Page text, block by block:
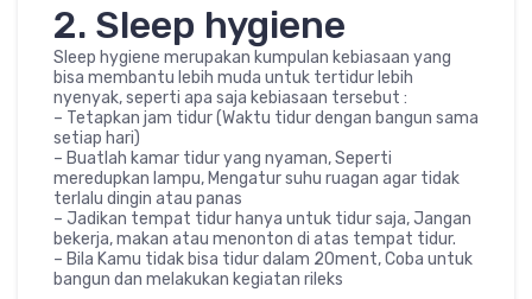
2. Sleep hygiene
Sleep hygiene merupakan kumpulan kebiasaan yang
bisa membantu lebih muda untuk tertidur lebih
nyenyak, seperti apa saja kebiasaan tersebut :
– Tetapkan jam tidur (Waktu tidur dengan bangun sama
setiap hari)
– Buatlah kamar tidur yang nyaman, Seperti
meredupkan lampu, Mengatur suhu ruagan agar tidak
terlalu dingin atau panas
– Jadikan tempat tidur hanya untuk tidur saja, Jangan
bekerja, makan atau menonton di atas tempat tidur.
– Bila Kamu tidak bisa tidur dalam 20ment, Coba untuk
bangun dan melakukan kegiatan rileks